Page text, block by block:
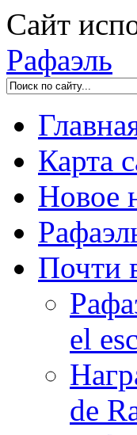
Сайт
Рафаэль
Карта
Новое
Почти
el
de